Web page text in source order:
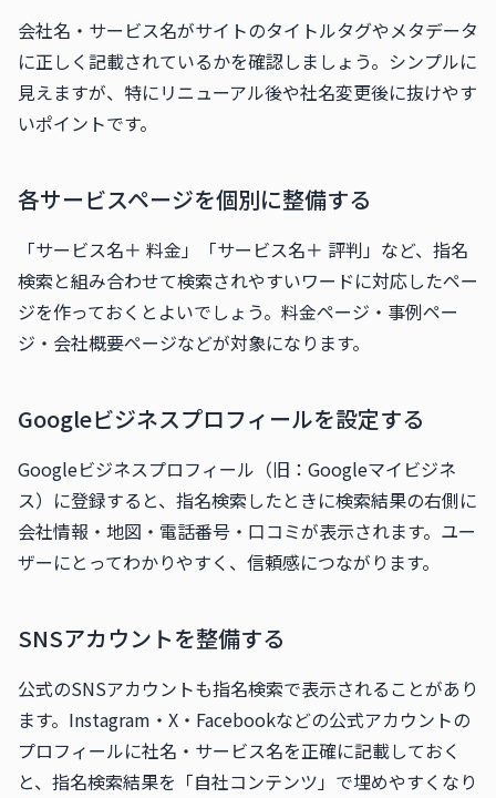
会社名・サービス名がサイトのタイトルタグやメタデータ
に正しく記載されているかを確認しましょう。シンプルに
見えますが、特にリニューアル後や社名変更後に抜けやす
いポイントです。
各サービスページを個別に整備する
「サービス名＋ 料金」「サービス名＋ 評判」など、指名
検索と組み合わせて検索されやすいワードに対応したペー
ジを作っておくとよいでしょう。料金ページ・事例ペー
ジ・会社概要ページなどが対象になります。
Googleビジネスプロフィールを設定する
Googleビジネスプロフィール（旧：Googleマイビジネ
ス）に登録すると、指名検索したときに検索結果の右側に
会社情報・地図・電話番号・口コミが表示されます。ユー
ザーにとってわかりやすく、信頼感につながります。
SNSアカウントを整備する
公式のSNSアカウントも指名検索で表示されることがあり
ます。Instagram・X・Facebookなどの公式アカウントの
プロフィールに社名・サービス名を正確に記載しておく
と、指名検索結果を「自社コンテンツ」で埋めやすくなり